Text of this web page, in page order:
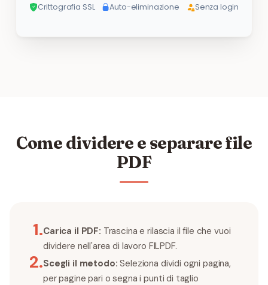
Crittografia SSL Auto-eliminazione Senza login
Come dividere e separare file
PDF
1.Carica il PDF: Trascina e rilascia il file che vuoi
dividere nell'area di lavoro FILPDF.
2.Scegli il metodo: Seleziona dividi ogni pagina,
per pagine pari o segna i punti di taglio